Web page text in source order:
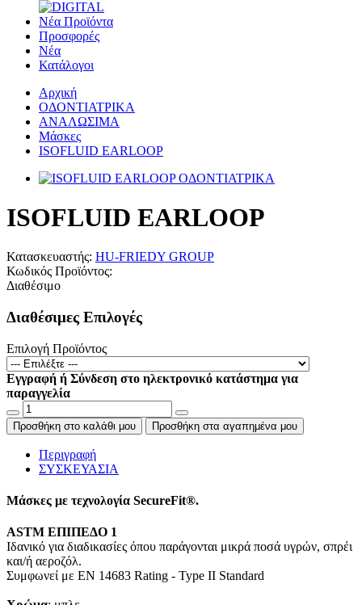
Νέα Προϊόντα
Προσφορές
Νέα
Κατάλογοι
Αρχική
ΟΔΟΝΤΙΑΤΡΙΚΑ
ΑΝΑΛΩΣΙΜΑ
Μάσκες
ISOFLUID EARLOOP
ISOFLUID EARLOOP
Κατασκευαστής: HU-FRIEDY GROUP
Κωδικός Προϊόντος:
Διαθέσιμο
Διαθέσιμες Επιλογές
Επιλογή Προϊόντος
Εγγραφή ή Σύνδεση στο ηλεκτρονικό κατάστημα για
παραγγελία
Προσθήκη στο καλάθι μου Προσθήκη στα αγαπημένα μου
Περιγραφή
ΣΥΣΚΕΥΑΣΙΑ
Μάσκες με τεχνολογία SecureFit®.
ASTM ΕΠΙΠΕΔΟ 1
Ιδανικό για διαδικασίες όπου παράγονται μικρά ποσά υγρών, σπρέι
και/ή αεροζόλ.
Συμφωνεί με ΕΝ 14683 Rating - Type II Standard